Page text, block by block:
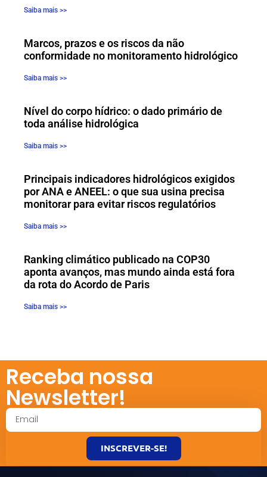
Saiba mais >>
Marcos, prazos e os riscos da não
conformidade no monitoramento hidrológico
Saiba mais >>
Nível do corpo hídrico: o dado primário de
toda análise hidrológica
Saiba mais >>
Principais indicadores hidrológicos exigidos
por ANA e ANEEL: o que sua usina precisa
monitorar para evitar riscos regulatórios
Saiba mais >>
Ranking climático publicado na COP30
aponta avanços, mas mundo ainda está fora
da rota do Acordo de Paris
Saiba mais >>
Receba nossa
Newsletter!
INSCREVER-SE!